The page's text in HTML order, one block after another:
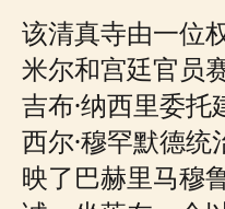
该清真寺由一位
米尔和宫廷官员
吉布·纳西里委
西尔·穆罕默德
映了巴赫里马穆